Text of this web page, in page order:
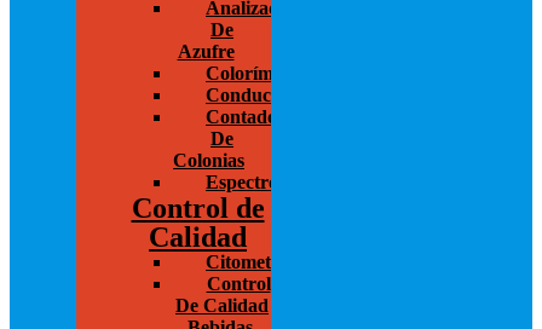
Analizador
De
Azufre
Colorímetros
Conductivímetros
Contador
De
Colonias
Espectrofotometría
Control de
Calidad
Citometría
Control
De Calidad